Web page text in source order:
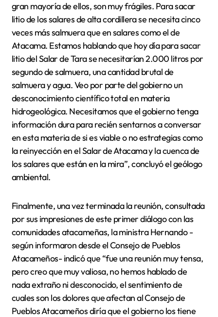
gran mayoría de ellos, son muy frágiles. Para sacar
litio de los salares de alta cordillera se necesita cinco
veces más salmuera que en salares como el de
Atacama. Estamos hablando que hoy día para sacar
litio del Salar de Tara se necesitarían 2.000 litros por
segundo de salmuera, una cantidad brutal de
salmuera y agua. Veo por parte del gobierno un
desconocimiento científico total en materia
hidrogeológica. Necesitamos que el gobierno tenga
información dura para recién sentarnos a conversar
en esta materia de si es viable o no estrategias como
la reinyección en el Salar de Atacama y la cuenca de
los salares que están en la mira”, concluyó el geólogo
ambiental.
Finalmente, una vez terminada la reunión, consultada
por sus impresiones de este primer diálogo con las
comunidades atacameñas, la ministra Hernando -
según informaron desde el Consejo de Pueblos
Atacameños- indicó que “fue una reunión muy tensa,
pero creo que muy valiosa, no hemos hablado de
nada extraño ni desconocido, el sentimiento de
cuales son los dolores que afectan al Consejo de
Pueblos Atacameños diría que el gobierno los tiene